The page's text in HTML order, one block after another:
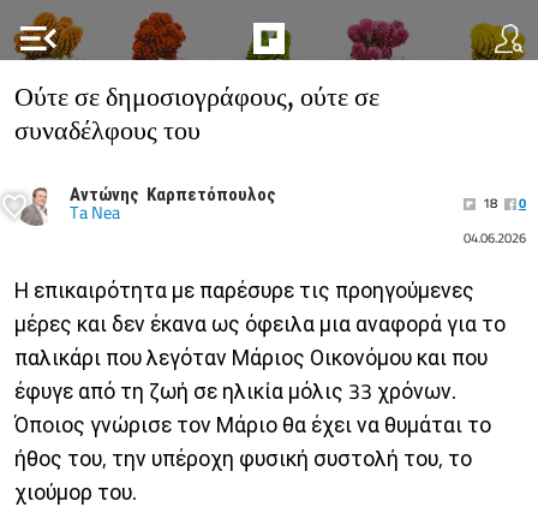
menu_open
Ούτε σε δημοσιογράφους, ούτε σε
συναδέλφους του
Αντώνης Καρπετόπουλος
Ta Nea 18
0
04.06.2026
Η επικαιρότητα με παρέσυρε τις προηγούμενες
μέρες και δεν έκανα ως όφειλα μια αναφορά για το
παλικάρι που λεγόταν Μάριος Οικονόμου και που
έφυγε από τη ζωή σε ηλικία μόλις 33 χρόνων.
Όποιος γνώρισε τον Μάριο θα έχει να θυμάται το
ήθος του, την υπέροχη φυσική συστολή του, το
χιούμορ του.